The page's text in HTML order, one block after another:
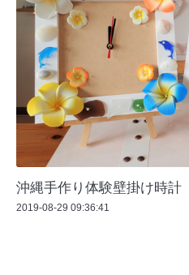
沖縄手作り体験壁掛け時計
2019-08-29 09:36:41